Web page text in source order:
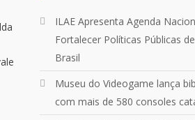
ontem no @Podpah
Quebrando o Controle
ILAE Apresenta Agenda
Fortalecer Políticas Públicas
Brasil
Museu do Videogame lança
com mais de 580 consoles